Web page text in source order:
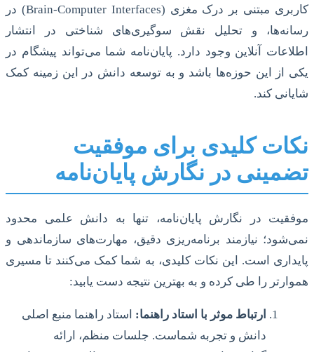
کاربری مبتنی بر درک مغزی (Brain-Computer Interfaces) در
رسانه‌ها، و تحلیل نقش سوگیری‌های شناختی در انتشار
اطلاعات آنلاین وجود دارد. پایان‌نامه شما می‌تواند پیشگام در
یکی از این حوزه‌ها باشد و به توسعه دانش در این زمینه کمک
شایانی کند.
نکات کلیدی برای موفقیت
تضمینی در نگارش پایان‌نامه
موفقیت در نگارش پایان‌نامه، تنها به دانش علمی محدود
نمی‌شود؛ نیازمند برنامه‌ریزی دقیق، مهارت‌های سازماندهی و
پایداری است. این نکات کلیدی، به شما کمک می‌کنند تا مسیری
هموارتر را طی کرده و به بهترین نتیجه دست یابید:
ارتباط موثر با استاد راهنما: استاد راهنما منبع اصلی
دانش و تجربه شماست. جلسات منظم، ارائه